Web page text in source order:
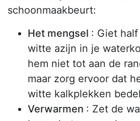
schoonmaakbeurt:
Het mengsel : Giet
witte azijn in je
hem niet tot aan de
maar zorg ervoor dat
witte kalkplekken
Verwarmen : Zet de